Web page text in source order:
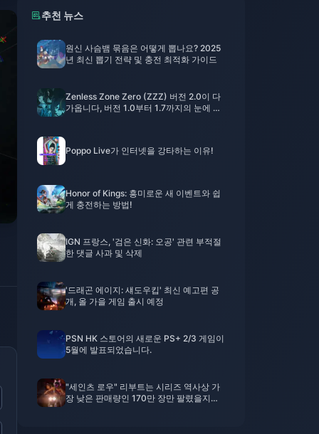
추천 뉴스
원신 사슴뱀 묶음은 어떻게 뽑나요? 2025
년 최신 뽑기 전략 및 충전 최적화 가이드
Zenless Zone Zero (ZZZ) 버전 2.0이 다
가옵니다, 버전 1.0부터 1.7까지의 눈에 띄
Poppo Live가 인터넷을 강타하는 이유!
Honor of Kings: 흥미로운 새 이벤트와 쉽
게 충전하는 방법!
IGN 프랑스, ​​'검은 신화: 오공' 관련 부적절
한 댓글 사과 및 삭제
'드래곤 에이지: 섀도우킵' 최신 예고편 공
개, 올 가을 게임 출시 예정
PSN HK 스토어의 새로운 PS+ 2/3 게임이
5월에 발표되었습니다.
"세인츠 로우" 리부트는 시리즈 역사상 가
장 낮은 판매량인 170만 장만 팔렸을지도